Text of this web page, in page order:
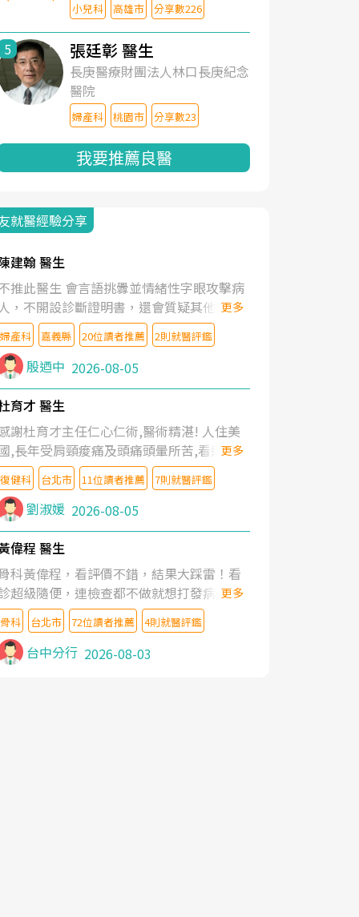
小兒科 高雄市 分享數226
5 張廷彰 醫生
長庚醫療財團法人林口長庚紀念
醫院
婦產科 桃園市 分享數23
我要推薦良醫
就醫經驗分享
建翰 醫生
推此醫生 會言語挑釁並情緒性字眼攻擊病
，不開設診斷證明書，還會質疑其他醫生
判斷！
更多
婦產科 嘉義縣 20位讀者推薦 2則就醫評鑑
殷迺中 2026-08-05
育才 醫生
謝杜育才主任仁心仁術,醫術精湛! 人住美
,長年受肩頸痠痛及頭痛頭暈所苦,看遍名醫
授,做了各種檢查,也嘗試過西醫打針,中醫
灸及物理徒手治療都沒有用,後來連吃到嗎
類止痛藥都效果有限,只是壓症狀,沒多久就
起來,多年失眠嚴重影響生活品質. 台灣親
介紹忠孝醫院杜育才主任是頸頭症候群專
,上網搜尋杜主任相關文章新聞跟網路評價
後,下定決心飛回台北找杜醫師診治. 杜主
的乾針跟增生治療真的很厲害,第一次乾針
覺得整個肩頸鬆開,回家特別好睡,經過幾次
療,長年頑疾已經好了大半,杜主任除了打針
厲害,還會一直交代要改善姿勢跟好好做運
更多
復健科 台北市 11位讀者推薦 7則就醫評鑑
劉淑媛 2026-08-05
偉程 醫生
科黃偉程，看評價不錯，結果大踩雷！看
超級隨便，連檢查都不做就想打發病人，
好大的官威 ... 想詢問病情還被陰陽怪氣嘲
一番。可能好評帶來的大頭症，變得自負
尊重病人。醫術也不行，畢竟連檢查都懶
做，治療會有用才怪。大家避雷吧！
更多
骨科 台北市 72位讀者推薦 4則就醫評鑑
台中分行 2026-08-03